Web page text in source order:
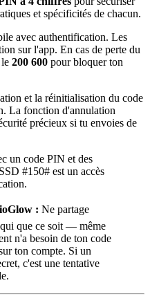
et spécificités de chacun.
avec authentification. Les
sur l'app. En cas de perte du
200 600 pour bloquer ton
et la réinitialisation du code
La fonction d'annulation
précieux si tu envoies de
un code PIN et des
#150# est un accès
: Ne partage
que ce soit — même
n'a besoin de ton code
ton compte. Si un
c'est une tentative